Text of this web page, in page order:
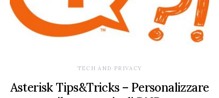
TECH AND PRIVACY
Asterisk Tips&Tricks – Personalizzare